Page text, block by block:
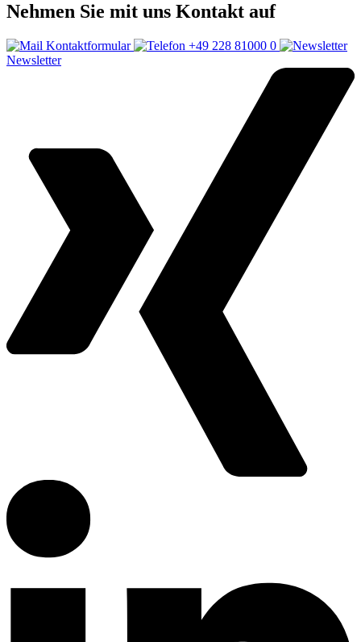
Nehmen Sie mit uns Kontakt auf
Kontaktformular
+49 228 81000 0
Newsletter